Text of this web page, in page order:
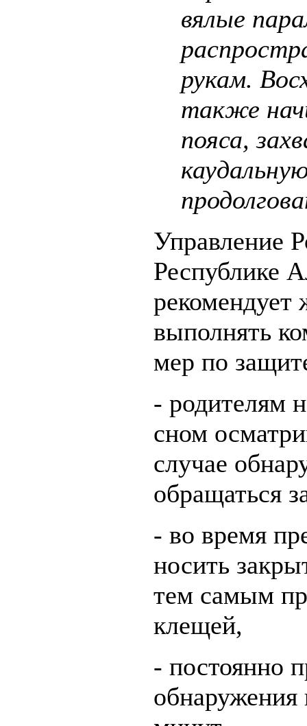
вялые
рукам.
также
пояса,
Управление
Республике
рекомендует
выполнять
мер по
- родителям
сном
случае
обращаться
- во время
носить
тем самым
клещей,
- постоянно